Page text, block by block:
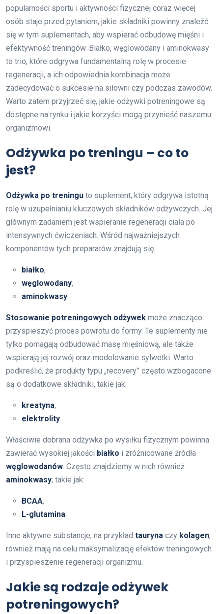
popularności sportu i aktywności fizycznej coraz więcej
osób staje przed pytaniem, jakie składniki powinny znaleźć
się w tym suplementach, aby wspierać odbudowę mięśni i
efektywność treningów. Białko, węglowodany i aminokwasy
to trio, które odgrywa fundamentalną rolę w procesie
regeneracji, a ich odpowiednia kombinacja może
zadecydować o sukcesie na siłowni czy podczas zawodów.
Warto zatem przyjrzeć się, jakie odżywki potreningowe są
dostępne na rynku i jakie korzyści mogą przynieść naszemu
organizmowi.
Odżywka po treningu – co to
jest?
Odżywka po treningu to suplement, który odgrywa istotną
rolę w uzupełnianiu kluczowych składników odżywczych. Jej
głównym zadaniem jest wspieranie regeneracji ciała po
intensywnych ćwiczeniach. Wśród najważniejszych
komponentów tych preparatów znajdują się:
białko,
węglowodany,
aminokwasy.
Stosowanie potreningowych odżywek może znacząco
przyspieszyć proces powrotu do formy. Te suplementy nie
tylko pomagają odbudować masę mięśniową, ale także
wspierają jej rozwój oraz modelowanie sylwetki. Warto
podkreślić, że produkty typu „recovery” często wzbogacone
są o dodatkowe składniki, takie jak:
kreatyna,
elektrolity.
Właściwie dobrana odżywka po wysiłku fizycznym powinna
zawierać wysokiej jakości białko i zróżnicowane źródła
węglowodanów. Często znajdziemy w nich również
aminokwasy, takie jak:
BCAA,
L-glutamina.
Inne aktywne substancje, na przykład tauryna czy kolagen,
również mają na celu maksymalizację efektów treningowych
i przyspieszenie regeneracji organizmu.
Jakie są rodzaje odżywek
potreningowych?